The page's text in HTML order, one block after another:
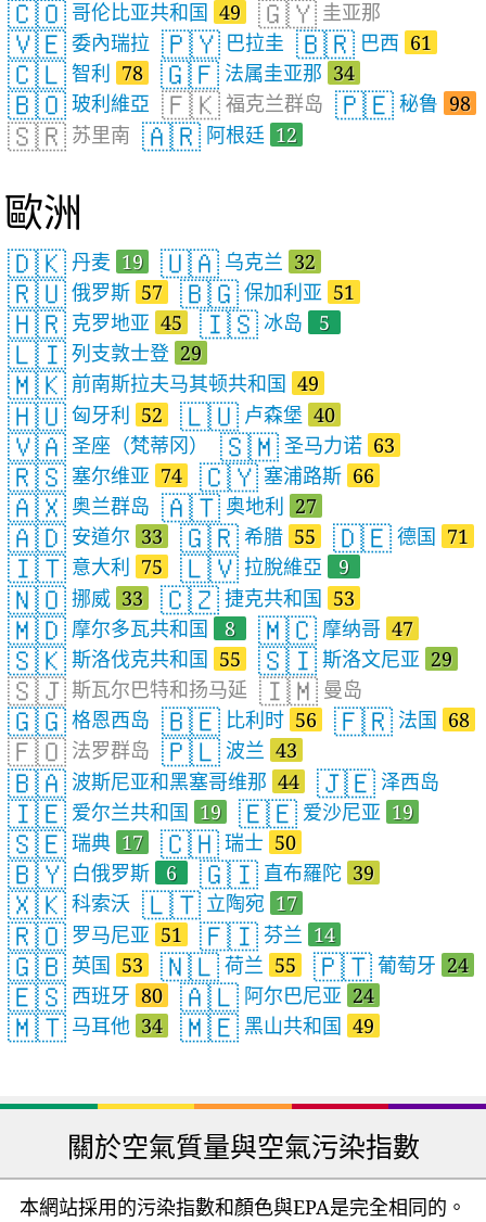
🇨🇴 哥伦比亚共和国 49 🇬🇾 圭亚那
🇻🇪 委內瑞拉 🇵🇾 巴拉圭 🇧🇷 巴西 61
🇨🇱 智利 78 🇬🇫 法属圭亚那 34
🇧🇴 玻利維亞 🇫🇰 福克兰群岛 🇵🇪 秘鲁 98
🇸🇷 苏里南 🇦🇷 阿根廷 12
歐洲
🇩🇰 丹麦 19 🇺🇦 乌克兰 32
🇷🇺 俄罗斯 57 🇧🇬 保加利亚 51
🇭🇷 克罗地亚 45 🇮🇸 冰岛 5
🇱🇮 列支敦士登 29
🇲🇰 前南斯拉夫马其顿共和国 49
🇭🇺 匈牙利 52 🇱🇺 卢森堡 40
🇻🇦 圣座（梵蒂冈） 🇸🇲 圣马力诺 63
🇷🇸 塞尔维亚 74 🇨🇾 塞浦路斯 66
🇦🇽 奥兰群岛 🇦🇹 奥地利 27
🇦🇩 安道尔 33 🇬🇷 希腊 55 🇩🇪 德国 71
🇮🇹 意大利 75 🇱🇻 拉脫維亞 9
🇳🇴 挪威 33 🇨🇿 捷克共和国 53
🇲🇩 摩尔多瓦共和国 8 🇲🇨 摩纳哥 47
🇸🇰 斯洛伐克共和国 55 🇸🇮 斯洛文尼亚 29
🇸🇯 斯瓦尔巴特和扬马延 🇮🇲 曼岛
🇬🇬 格恩西岛 🇧🇪 比利时 56 🇫🇷 法国 68
🇫🇴 法罗群岛 🇵🇱 波兰 43
🇧🇦 波斯尼亚和黑塞哥维那 44 🇯🇪 泽西岛
🇮🇪 爱尔兰共和国 19 🇪🇪 爱沙尼亚 19
🇸🇪 瑞典 17 🇨🇭 瑞士 50
🇧🇾 白俄罗斯 6 🇬🇮 直布羅陀 39
🇽🇰 科索沃 🇱🇹 立陶宛 17
🇷🇴 罗马尼亚 51 🇫🇮 芬兰 14
🇬🇧 英国 53 🇳🇱 荷兰 55 🇵🇹 葡萄牙 24
🇪🇸 西班牙 80 🇦🇱 阿尔巴尼亚 24
🇲🇹 马耳他 34 🇲🇪 黑山共和国 49
關於空氣質量與空氣污染指數
本網站採用的污染指數和顏色與EPA是完全相同的。